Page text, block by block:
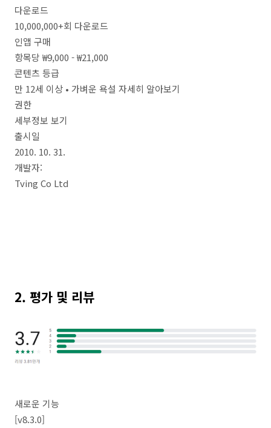
다운로드
10,000,000+회 다운로드
인앱 구매
항목당 ₩9,000 - ₩21,000
콘텐츠 등급
만 12세 이상 • 가벼운 욕설 자세히 알아보기
권한
세부정보 보기
출시일
2010. 10. 31.
개발자:
Tving Co Ltd
2. 평가 및 리뷰
새로운 기능
[v8.3.0]